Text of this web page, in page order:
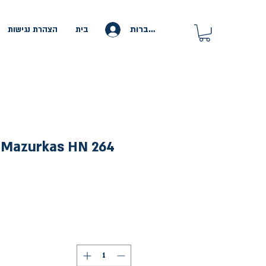
בית הצהרת נגישות להתחברות